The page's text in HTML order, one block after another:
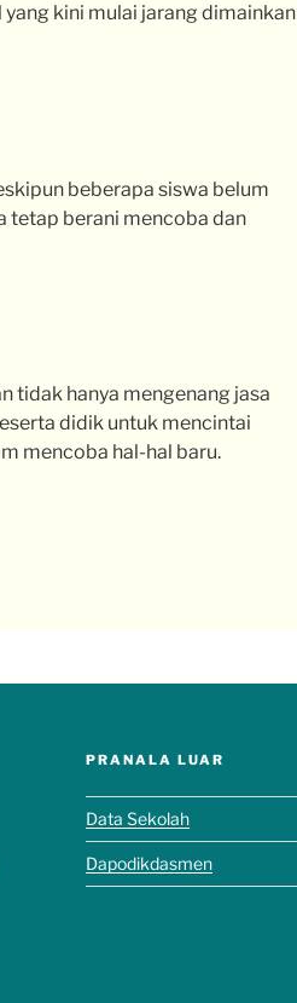
kini mulai jarang dimainkan
beberapa siswa belum
tetap berani mencoba dan
tidak hanya mengenang jasa
didik untuk mencintai
mencoba hal-hal baru.
PRANALA LUAR
Data Sekolah
Dapodikdasmen